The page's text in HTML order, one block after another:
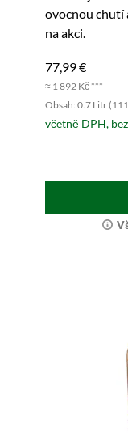
ovocnou chutí
na akci.
77,99 €
≈ 1 892 Kč ***
Obsah: 0.7 Litr
včetně DPH,